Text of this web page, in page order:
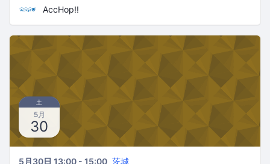
AccHop!!
土
5月
30
5月30日 13:00 - 15:00 茨城